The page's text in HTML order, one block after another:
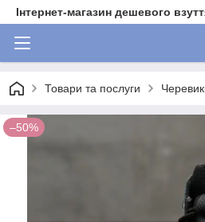
Інтернет-магазин дешевого
Товари та послуги
–50%